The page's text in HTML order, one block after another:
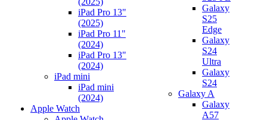
iPad Pro 13"
(2025)
iPad Pro 11"
(2024)
iPad Pro 13"
(2024)
iPad mini
iPad mini
(2024)
Apple Watch
Galaxy
S25
Edge
Galaxy
S24
Ultra
Galaxy
S24
Galaxy A
Galaxy
A57